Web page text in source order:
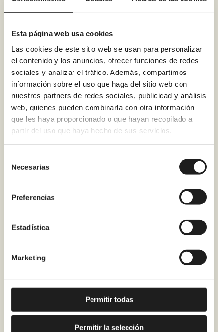
Esta página web usa cookies
Las cookies de este sitio web se usan para personalizar
el contenido y los anuncios, ofrecer funciones de redes
sociales y analizar el tráfico. Además, compartimos
información sobre el uso que haga del sitio web con
nuestros partners de redes sociales, publicidad y análisis
web, quienes pueden combinarla con otra información
que les haya proporcionado o que hayan recopilado a
partir del uso que haya hecho de sus servicios.
Necesarias
Preferencias
Estadística
Marketing
Permitir todas
Permitir la selección
encargáis de todo el
desescombro?
¿Se puede financiar
el cambio de bañera
por ducha en
Málaga?
¿Qué garantía ofrece
cambiar una bañera
¿Es posible ganar
baño solo con este
cambio?